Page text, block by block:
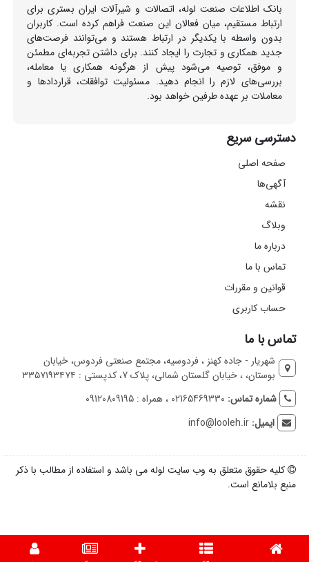
بانک اطلاعات صنعت لوله، اتصالات و شیرآلات ایران بستری برای
ارتباط مستقیم، میان فعالان این صنعت فراهم کرده است. کاربران
بدون واسطه با یکدیگر در ارتباط هستند و می‌توانند فرصت‌های
جدید همکاری و تجارت را ایجاد کنند. برای داشتن تجربه‌ای مطمئن
و موفق، توصیه می‌شود پیش از هرگونه همکاری یا معامله،
بررسی‌های لازم را انجام دهید. مسئولیت توافقات، قراردادها و
معاملات بر عهده طرفین خواهد بود.
دسترسی سریع
صفحه اصلی
آگهی‌ها
نقشه
وبلاگ
درباره ما
تماس با ما
قوانین و مقررات
حساب کاربری
تماس با ما
شهریار - جاده کهنز ، فردوسیه، مجتمع صنعتی فردوس، خیابان
بوستان، ، خیابان گلستان شمالی، پلاک 7، کدپستی : ۳۳۵۷۱۹۳۴۷۴
شماره تماس: 02165469330 ، همراه : 09120809195
ایمیل:info@looleh.ir
کلیه حقوق متعلق به وب سایت لوله می باشد و استفاده از مطالب با ذکر
منبع بلامانع است.